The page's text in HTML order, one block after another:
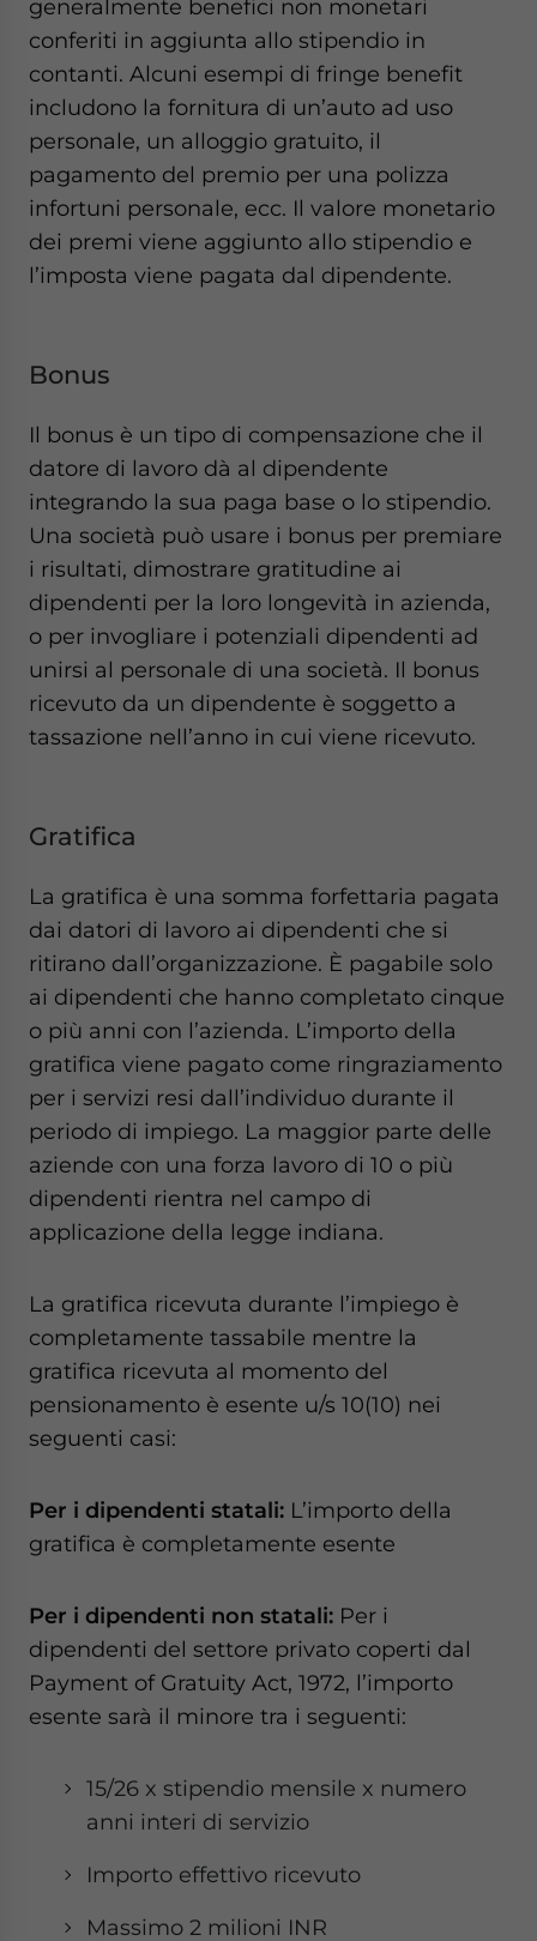
generalmente benefici non monetari
conferiti in aggiunta allo stipendio in
contanti. Alcuni esempi di fringe benefit
includono la fornitura di un’auto ad uso
personale, un alloggio gratuito, il
pagamento del premio per una polizza
infortuni personale, ecc. Il valore monetario
dei premi viene aggiunto allo stipendio e
l’imposta viene pagata dal dipendente.
Bonus
Il bonus è un tipo di compensazione che il
datore di lavoro dà al dipendente
integrando la sua paga base o lo stipendio.
Una società può usare i bonus per premiare
i risultati, dimostrare gratitudine ai
dipendenti per la loro longevità in azienda,
o per invogliare i potenziali dipendenti ad
unirsi al personale di una società. Il bonus
ricevuto da un dipendente è soggetto a
tassazione nell’anno in cui viene ricevuto.
Gratifica
La gratifica è una somma forfettaria pagata
dai datori di lavoro ai dipendenti che si
ritirano dall’organizzazione. È pagabile solo
ai dipendenti che hanno completato cinque
o più anni con l’azienda. L’importo della
gratifica viene pagato come ringraziamento
per i servizi resi dall’individuo durante il
periodo di impiego. La maggior parte delle
aziende con una forza lavoro di 10 o più
dipendenti rientra nel campo di
applicazione della legge indiana.
La gratifica ricevuta durante l’impiego è
completamente tassabile mentre la
gratifica ricevuta al momento del
pensionamento è esente u/s 10(10) nei
seguenti casi:
Per i dipendenti statali: L’importo della
gratifica è completamente esente
Per i dipendenti non statali: Per i
dipendenti del settore privato coperti dal
Payment of Gratuity Act, 1972, l’importo
esente sarà il minore tra i seguenti:
15/26 x stipendio mensile x numero
anni interi di servizio
Importo effettivo ricevuto
Massimo 2 milioni INR